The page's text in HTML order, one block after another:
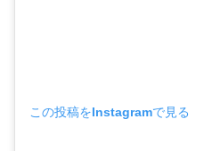
この投稿をInstagramで見る